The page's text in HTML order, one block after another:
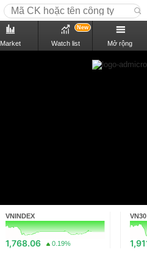
Market Watch list
New
Mở rộng
VNINDEX
1,768.06 0.19%
VN30